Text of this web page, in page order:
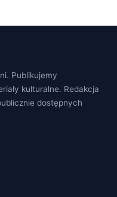
Publikujemy
kulturalne. Redakcja
dostępnych